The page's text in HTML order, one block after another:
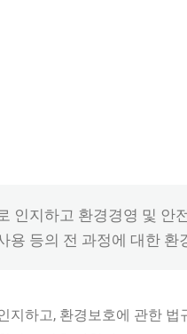
지하고 환경경영 및 안
용 등의 전 과정에 대한
지하고, 환경보호에 관한 법